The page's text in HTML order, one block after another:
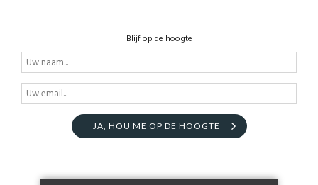
Blijf op de hoogte
JA, HOU ME OP DE HOOGTE